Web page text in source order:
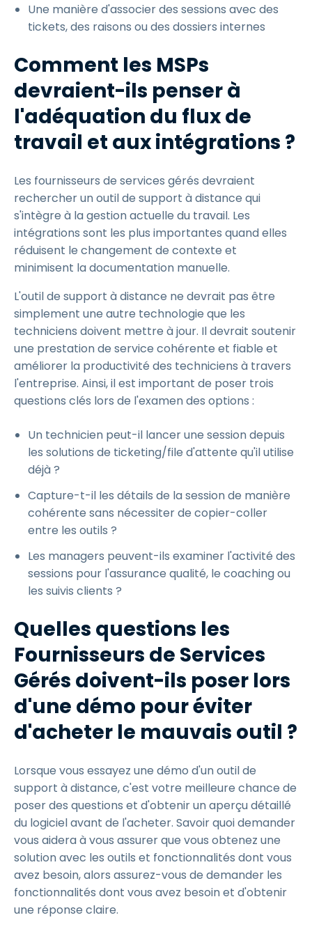
Une manière d'associer des sessions avec des
tickets, des raisons ou des dossiers internes
Comment les MSPs
devraient-ils penser à
l'adéquation du flux de
travail et aux intégrations ?
Les fournisseurs de services gérés devraient
rechercher un outil de support à distance qui
s'intègre à la gestion actuelle du travail. Les
intégrations sont les plus importantes quand elles
réduisent le changement de contexte et
minimisent la documentation manuelle.
L'outil de support à distance ne devrait pas être
simplement une autre technologie que les
techniciens doivent mettre à jour. Il devrait soutenir
une prestation de service cohérente et fiable et
améliorer la productivité des techniciens à travers
l'entreprise. Ainsi, il est important de poser trois
questions clés lors de l'examen des options :
Un technicien peut-il lancer une session depuis
les solutions de ticketing/file d'attente qu'il utilise
déjà ?
Capture-t-il les détails de la session de manière
cohérente sans nécessiter de copier-coller
entre les outils ?
Les managers peuvent-ils examiner l'activité des
sessions pour l'assurance qualité, le coaching ou
les suivis clients ?
Quelles questions les
Fournisseurs de Services
Gérés doivent-ils poser lors
d'une démo pour éviter
d'acheter le mauvais outil ?
Lorsque vous essayez une démo d'un outil de
support à distance, c'est votre meilleure chance de
poser des questions et d'obtenir un aperçu détaillé
du logiciel avant de l'acheter. Savoir quoi demander
vous aidera à vous assurer que vous obtenez une
solution avec les outils et fonctionnalités dont vous
avez besoin, alors assurez-vous de demander les
fonctionnalités dont vous avez besoin et d'obtenir
une réponse claire.